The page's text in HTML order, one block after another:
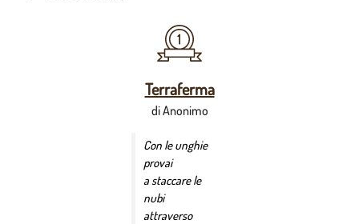
Terraferma
di Anonimo
Con le unghie
provai
a staccare le
nubi
attraverso